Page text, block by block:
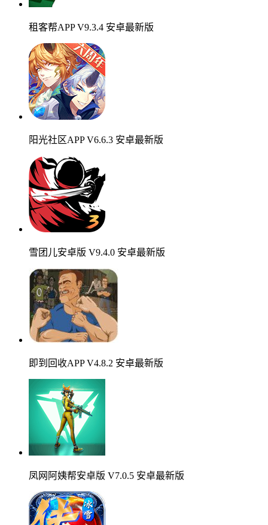
租客帮APP V9.3.4 安卓最新版
阳光社区APP V6.6.3 安卓最新版
雪团儿安卓版 V9.4.0 安卓最新版
即到回收APP V4.8.2 安卓最新版
凤网阿姨帮安卓版 V7.0.5 安卓最新版